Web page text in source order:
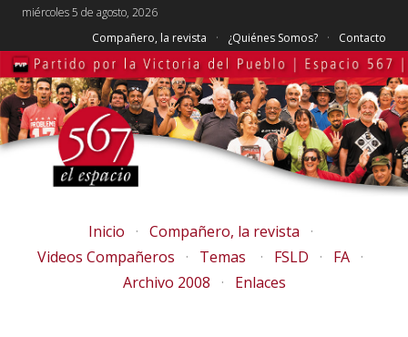
miércoles 5 de agosto, 2026
Compañero, la revista
¿Quiénes Somos? Contacto
Inicio
Compañero, la revista
Videos Compañeros
Temas FSLD
FA
Archivo 2008
Enlaces